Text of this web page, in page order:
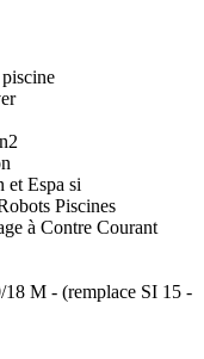
piscine
et Espa si
Piscines
à Contre Courant
M - (remplace SI 15 -